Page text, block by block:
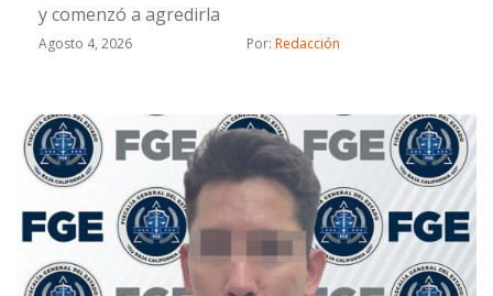
y comenzó a agredirla
Agosto 4, 2026 Por: Redacción